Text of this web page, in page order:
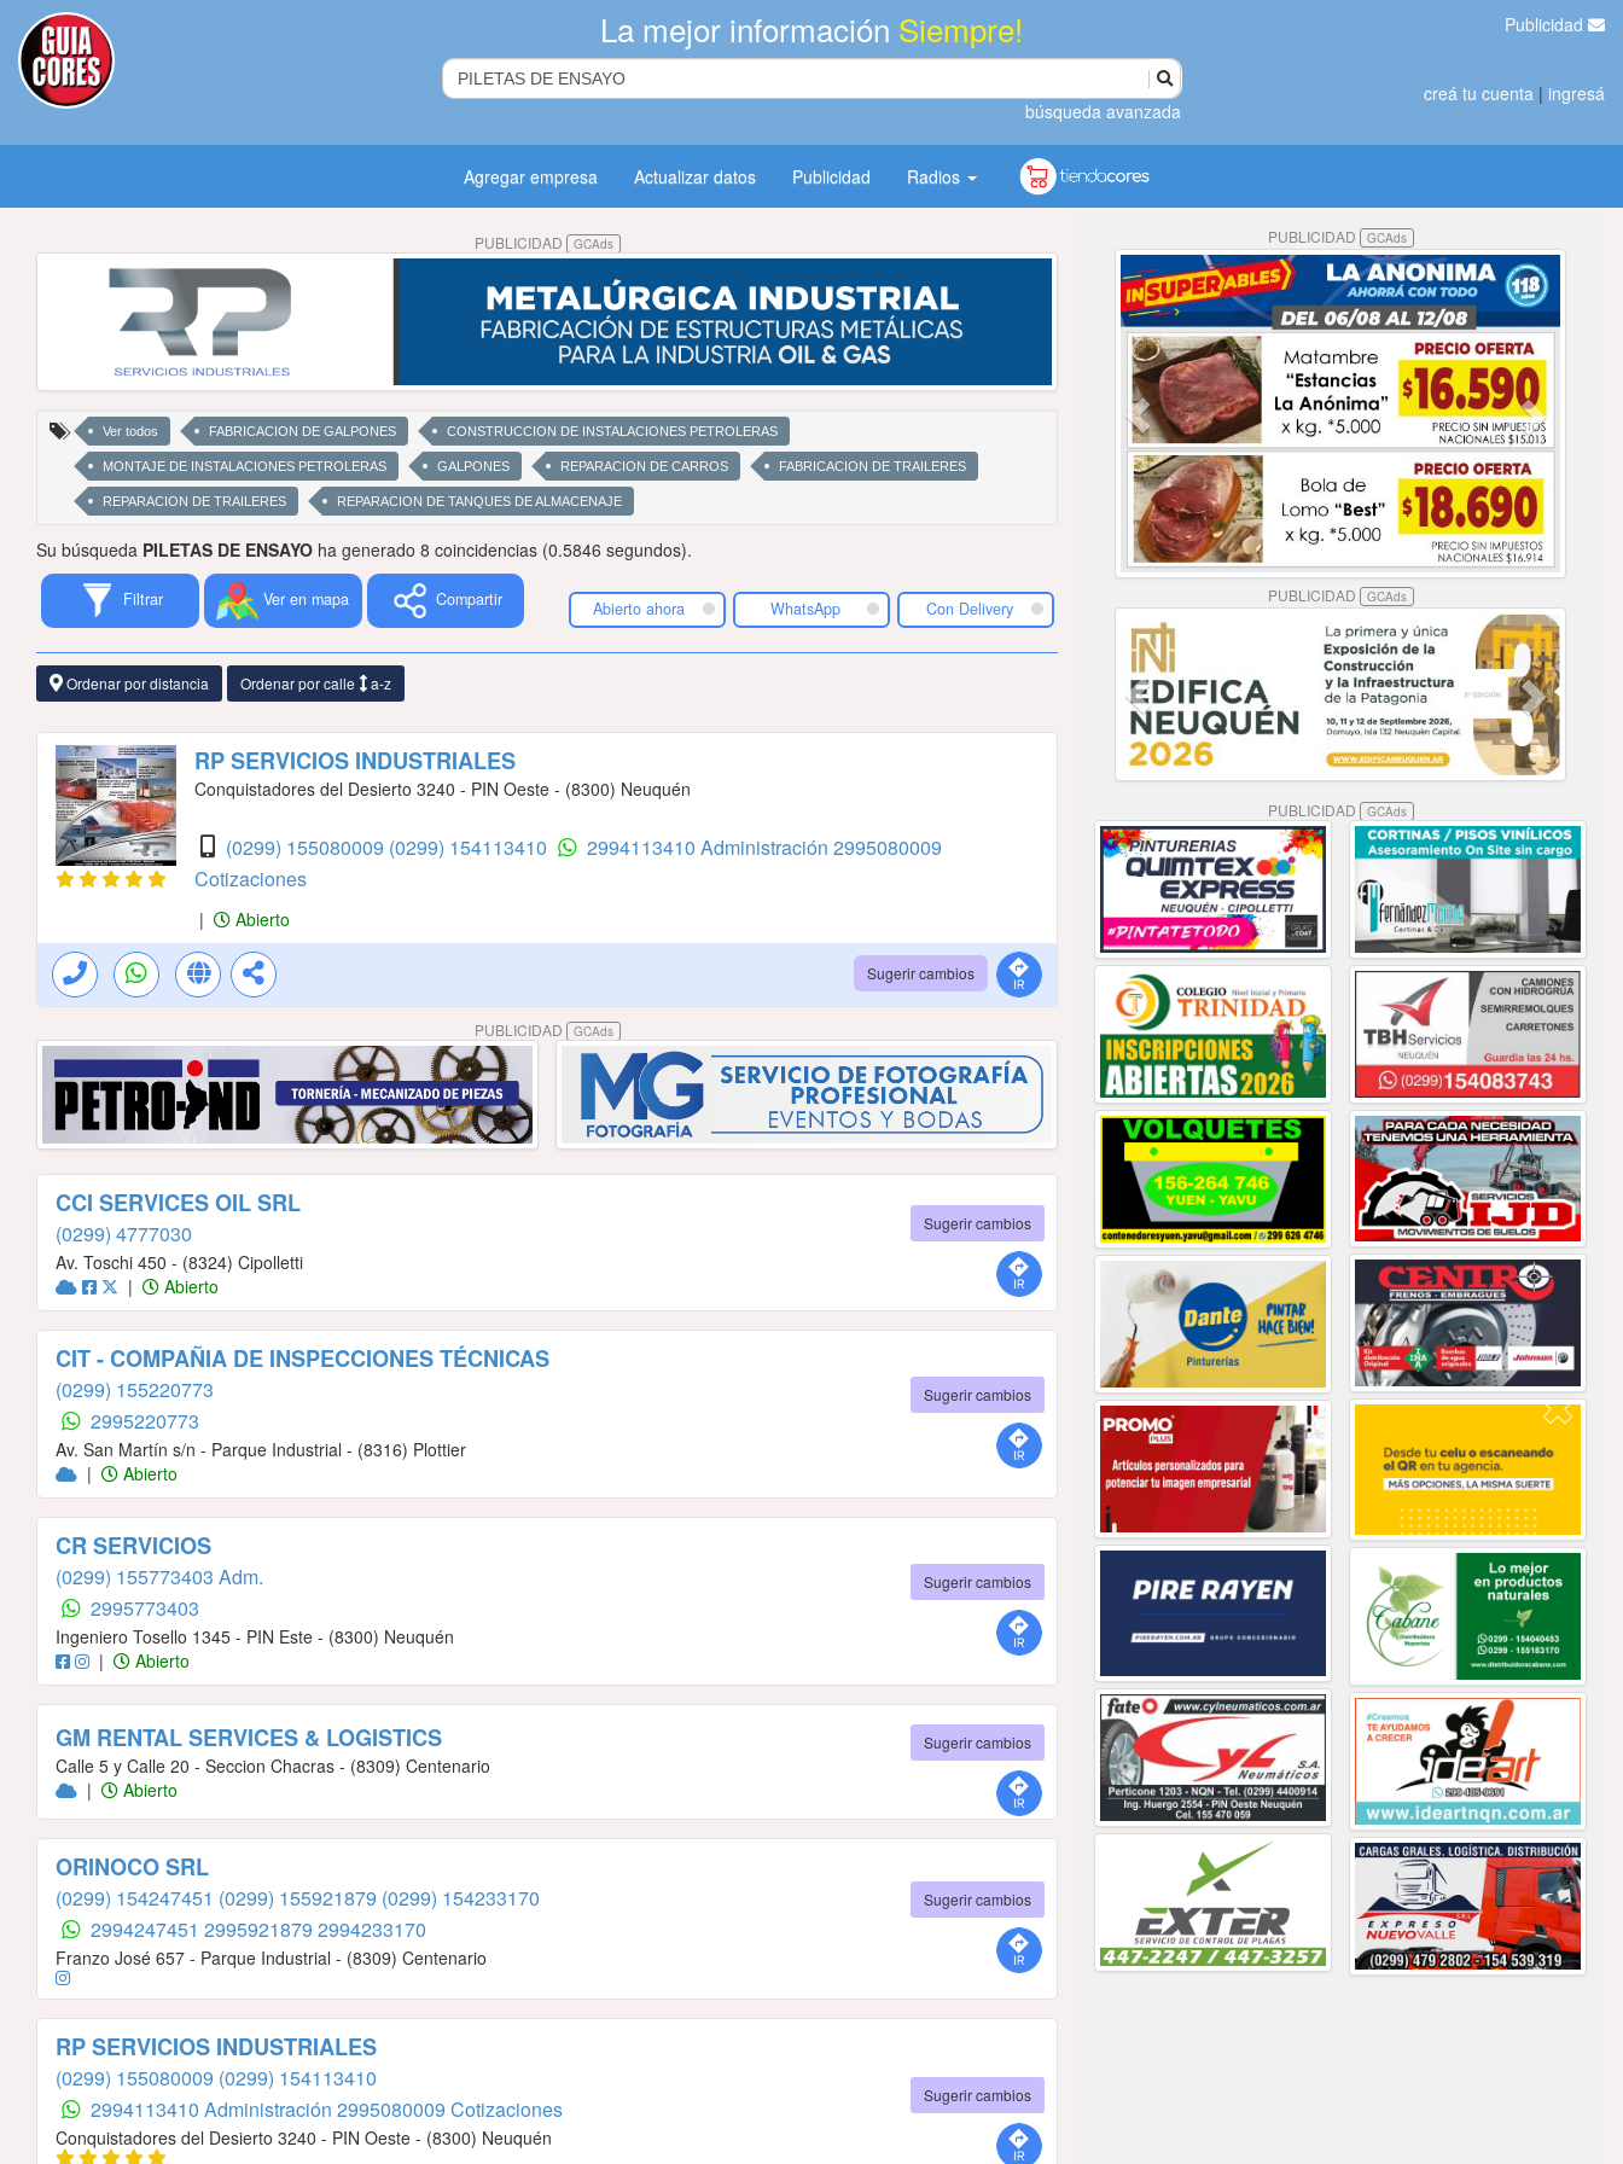
La mejor información Siempre!
búsqueda avanzada
Publicidad
creá tu cuenta | ingresá
Agregar empresa Actualizar datos Publicidad Radios
PUBLICIDAD GCAds
Ver todos FABRICACION DE GALPONES CONSTRUCCION DE INSTALACIONES PETROLERAS
MONTAJE DE INSTALACIONES PETROLERAS GALPONES REPARACION DE CARROS FABRICACION DE TRAILERES
REPARACION DE TRAILERES REPARACION DE TANQUES DE ALMACENAJE
Su búsqueda PILETAS DE ENSAYO ha generado 8 coincidencias (0.5846 segundos).
Filtrar Ver en mapa Compartir Abierto ahora WhatsApp Con Delivery
Ordenar por distancia Ordenar por calle a-z
RP SERVICIOS INDUSTRIALES
Conquistadores del Desierto 3240 - PIN Oeste - (8300) Neuquén
(0299) 155080009 (0299) 154113410 2994113410 Administración 2995080009
Cotizaciones
| Abierto
Sugerir cambios
PUBLICIDAD GCAds
CCI SERVICES OIL SRL
(0299) 4777030
Av. Toschi 450 - (8324) Cipolletti
|
Abierto
Sugerir cambios
CIT - COMPAÑIA DE INSPECCIONES TÉCNICAS
(0299) 155220773
2995220773
Av. San Martín s/n - Parque Industrial - (8316) Plottier
|
Abierto
Sugerir cambios
CR SERVICIOS
(0299) 155773403 Adm.
2995773403
Ingeniero Tosello 1345 - PIN Este - (8300) Neuquén
|
Abierto
Sugerir cambios
GM RENTAL SERVICES & LOGISTICS
Calle 5 y Calle 20 - Seccion Chacras - (8309) Centenario
|
Abierto
Sugerir cambios
ORINOCO SRL
(0299) 154247451 (0299) 155921879 (0299) 154233170
2994247451 2995921879 2994233170
Franzo José 657 - Parque Industrial - (8309) Centenario
Sugerir cambios
RP SERVICIOS INDUSTRIALES
(0299) 155080009 (0299) 154113410
2994113410 Administración 2995080009 Cotizaciones
Conquistadores del Desierto 3240 - PIN Oeste - (8300) Neuquén
Sugerir cambios
PUBLICIDAD GCAds
PUBLICIDAD GCAds
PUBLICIDAD GCAds